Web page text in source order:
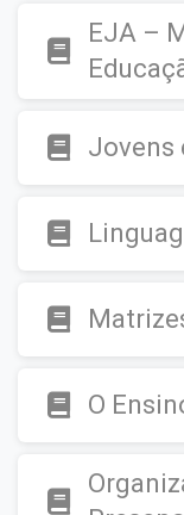
EJA –
Jovens
O